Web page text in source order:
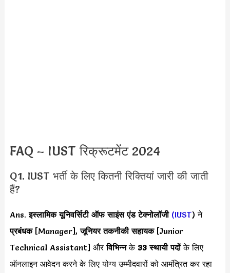
FAQ – IUST रिक्रूटमेंट 2024
Q1. IUST भर्ती के लिए कितनी रिक्तियां जारी की जाती
हैं?
Ans.इस्लामिक यूनिवर्सिटी ऑफ साइंस एंड टेक्नोलॉजी (IUST) ने
प्रबंधक[Manager],जूनियर तकनीकी सहायक[Junior
Technical Assistant] औरविभिन्नके33 स्थायी पदोंके लिए
ऑनलाइन आवेदन करने के लिए योग्य उम्मीदवारों को आमंत्रित कर रहा